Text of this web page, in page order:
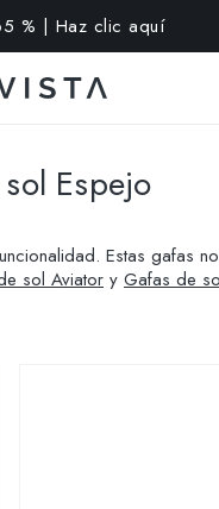
graduados |
Espejo
Estas gafas
sol Aviator y Gafas de